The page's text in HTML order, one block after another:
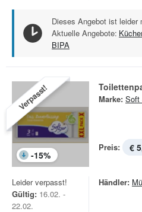
Dieses Angebot ist leider
Aktuelle Angebote:
BIPA
Verpasst!
-15%
Marke: Soft
Preis: €
Leider verpasst!
Gültig: 16.02. -
22.02.
Händler: